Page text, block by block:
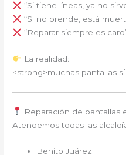
“Si tiene líneas, ya no
“Si no prende, está
“Reparar siempre es
La realidad:
<strong>muchas pantallas
Reparación de pantallas
Atendemos todas las
Benito Juárez